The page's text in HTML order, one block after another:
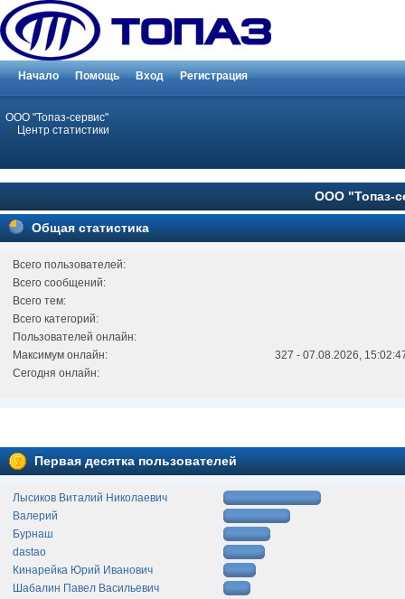
Начало Помощь Вход Регистрация
ООО "Топаз-сервис"
» Центр статистики
ООО "Топаз-
Общая статистика
Всего пользователей:
Всего сообщений:
Всего тем:
Всего категорий:
Пользователей онлайн:
Максимум онлайн:
327 - 07.08.2026,
Сегодня онлайн:
Первая десятка пользователей
Лысиков Виталий Николаевич
Валерий
Бурнаш
dastao
Кинарейка Юрий Иванович
Шабалин Павел Васильевич